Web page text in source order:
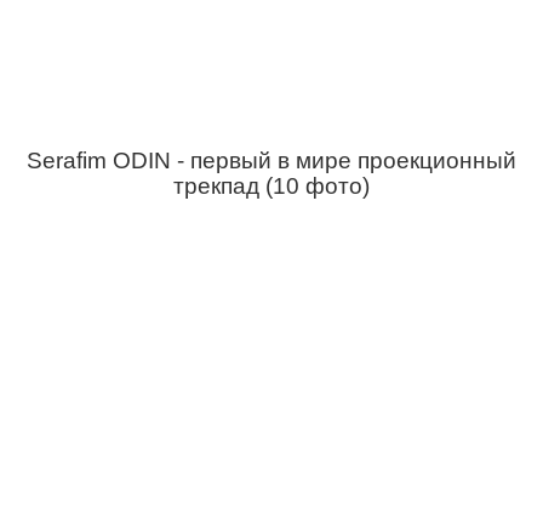
Serafim ODIN - первый в мире проекционный
трекпад (10 фото)